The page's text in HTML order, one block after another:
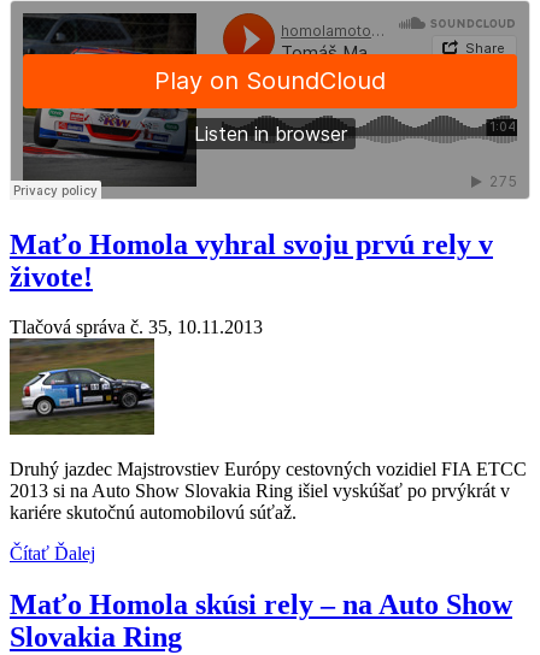
Maťo Homola vyhral svoju prvú rely v
živote!
Tlačová správa č. 35, 10.11.2013
Druhý jazdec Majstrovstiev Európy cestovných vozidiel FIA ETCC
2013 si na Auto Show Slovakia Ring išiel vyskúšať po prvýkrát v
kariére skutočnú automobilovú súťaž.
Čítať Ďalej
Maťo Homola skúsi rely – na Auto Show
Slovakia Ring